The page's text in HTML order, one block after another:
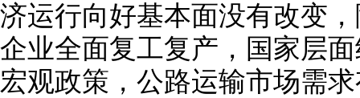
济运行向好基本面没有改变
企业全面复工复产，国家层
宏观政策，公路运输市场需